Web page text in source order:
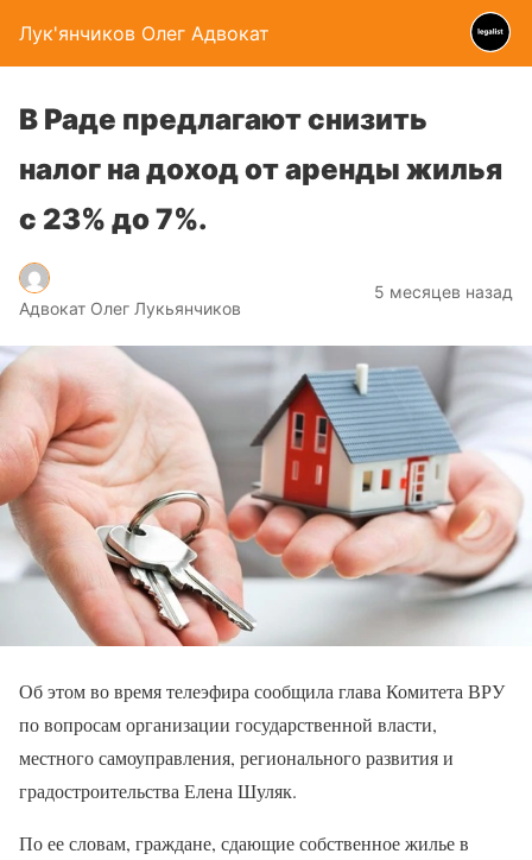
Лук'янчиков Олег Адвокат
В Раде предлагают снизить
налог на доход от аренды жилья
с 23% до 7%.
Адвокат Олег Лукьянчиков
5 месяцев назад
Об этом во время телеэфира сообщила глава Комитета ВРУ
по вопросам организации государственной власти,
местного самоуправления, регионального развития и
градостроительства Елена Шуляк.
По ее словам, граждане, сдающие собственное жилье в